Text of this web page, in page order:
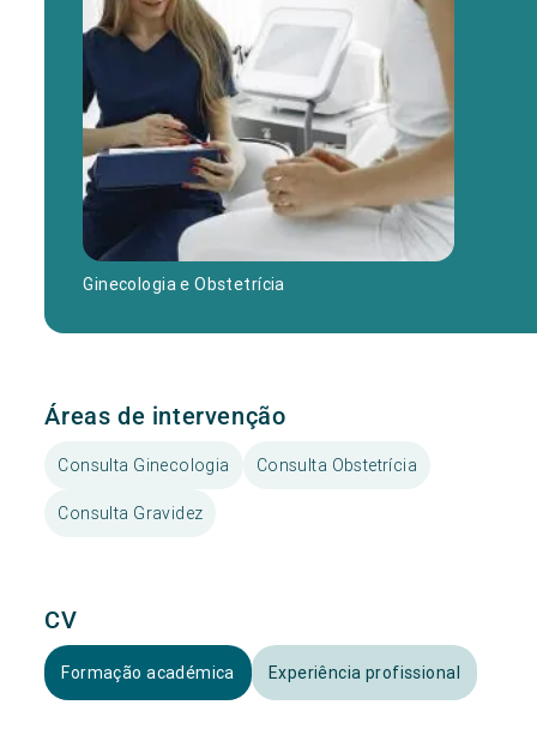
Ginecologia e Obstetrícia
Áreas de intervenção
Consulta Ginecologia Consulta Obstetrícia
Consulta Gravidez
CV
Formação académica Experiência profissional